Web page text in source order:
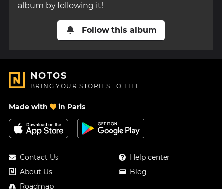
album by following it!
Follow this album
NOTOS
BRING YOUR STORIES TO LIFE
Made with in Paris
Contact Us
About Us
Roadmap
Help center
Blog